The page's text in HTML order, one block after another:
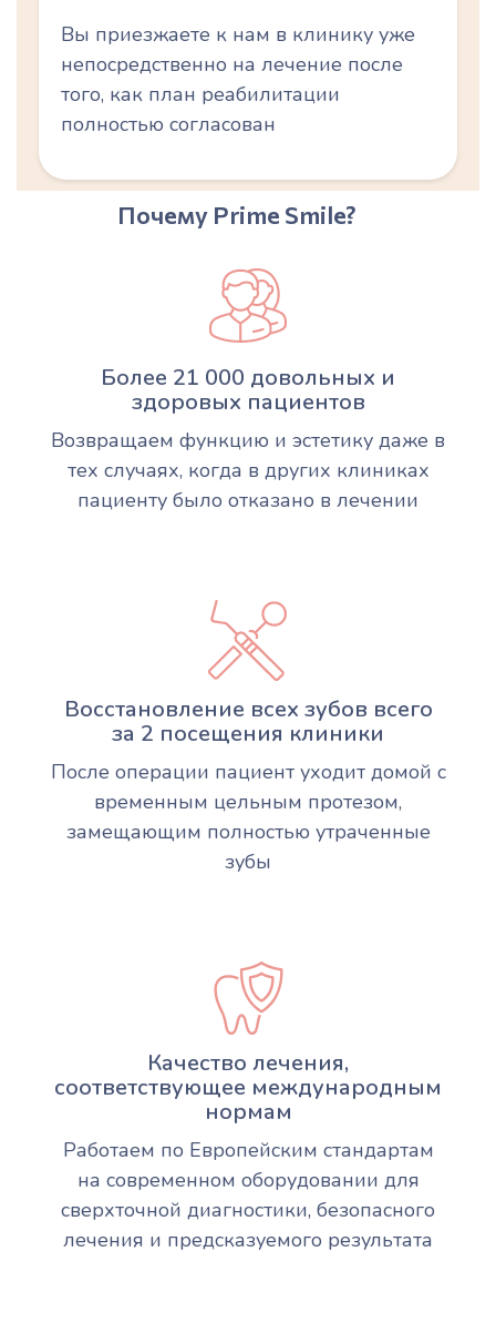
Вы приезжаете к нам в клинику уже
непосредственно на лечение после
того, как план реабилитации
полностью согласован
Почему Prime Smile?
Более 21 000 довольных и
здоровых пациентов
Возвращаем функцию и эстетику даже в
тех случаях, когда в других клиниках
пациенту было отказано в лечении
Восстановление всех зубов всего
за 2 посещения клиники
После операции пациент уходит домой с
временным цельным протезом,
замещающим полностью утраченные
зубы
Качество лечения,
соответствующее международным
нормам
Работаем по Европейским стандартам
на современном оборудовании для
сверхточной диагностики, безопасного
лечения и предсказуемого результата